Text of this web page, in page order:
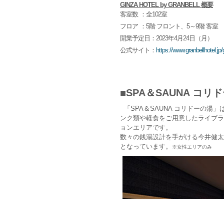
GINZA HOTEL by GRANBELL 概要
客室数 ：全102室
フロア ：5階 フロント、5～9階 客室
開業予定日 ：2023年4月24日（月）
公式サイト ： https://
■SPA＆SAUNA コリ
「SPA＆SAUNA コリドーの湯」
ンク類や軽食をご用意したライブ
ョンエリアです。
数々の銭湯設計を手がける今井健
となっています。
※女性エリアのみ